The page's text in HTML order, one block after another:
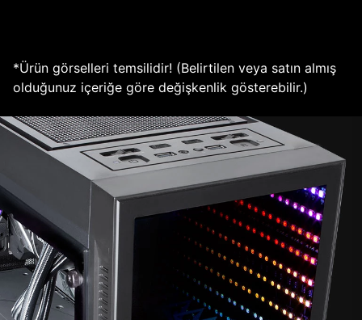
*Ürün görselleri temsilidir! (Belirtilen veya satın almış
olduğunuz içeriğe göre değişkenlik gösterebilir.)